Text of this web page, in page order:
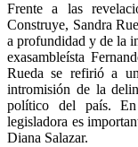
Frente a las
Construye, Sandra
a profundidad y de la
exasambleísta
Rueda se refirió a
intromisión de la
político del país. En
legisladora es
Diana Salazar.